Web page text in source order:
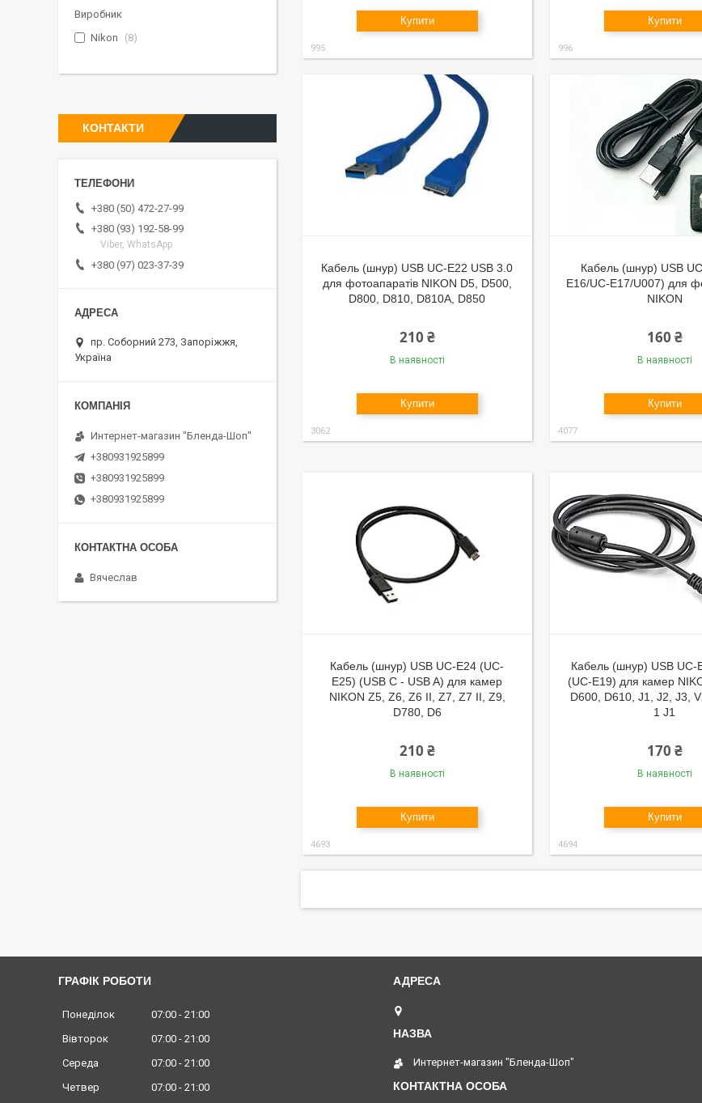
Купити
995
Купити
996
Кабель (шнур) USB UC-E22 USB 3.0
для фотоапаратів NIKON D5, D500,
D800, D810, D810A, D850
210 ₴
В наявності
Купити
3062
Кабель (шнур) USB
E16/UC-E17/U007) для
NIKON
160 ₴
В наявності
Купити
4077
Кабель (шнур) USB UC-E24 (UC-
E25) (USB C - USB A) для камер
NIKON Z5, Z6, Z6 II, Z7, Z7 II, Z9,
D780, D6
210 ₴
В наявності
Купити
4693
Кабель (шнур) USB UC-
(UC-E19) для камер
D600, D610, J1, J2, J3,
1 J1
170 ₴
В наявності
Купити
4694
Виробник
Nikon
8
КОНТАКТИ
+380 (50) 472-27-99
+380 (93) 192-58-99
Viber, WhatsApp
+380 (97) 023-37-39
пр. Соборний 273, Запоріжжя,
Україна
Интернет-магазин "Бленда-Шоп"
+380931925899
+380931925899
+380931925899
Вячеслав
ГРАФІК РОБОТИ
Понеділок 07:00
21:00
Вівторок
07:00
21:00
Середа
07:00
21:00
Четвер
07:00
21:00
Интернет-магазин "Бленда-Шоп"